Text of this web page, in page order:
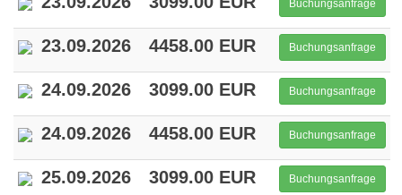
Buchungsanfrage
23.09.2026 4458.00 EUR Buchungsanfrage
24.09.2026 3099.00 EUR Buchungsanfrage
24.09.2026 4458.00 EUR Buchungsanfrage
25.09.2026 3099.00 EUR Buchungsanfrage